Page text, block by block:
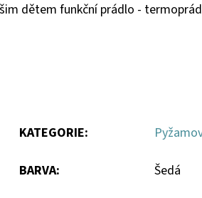
dětem funkční prádlo -
KATEGORIE:
BARVA: Šedá